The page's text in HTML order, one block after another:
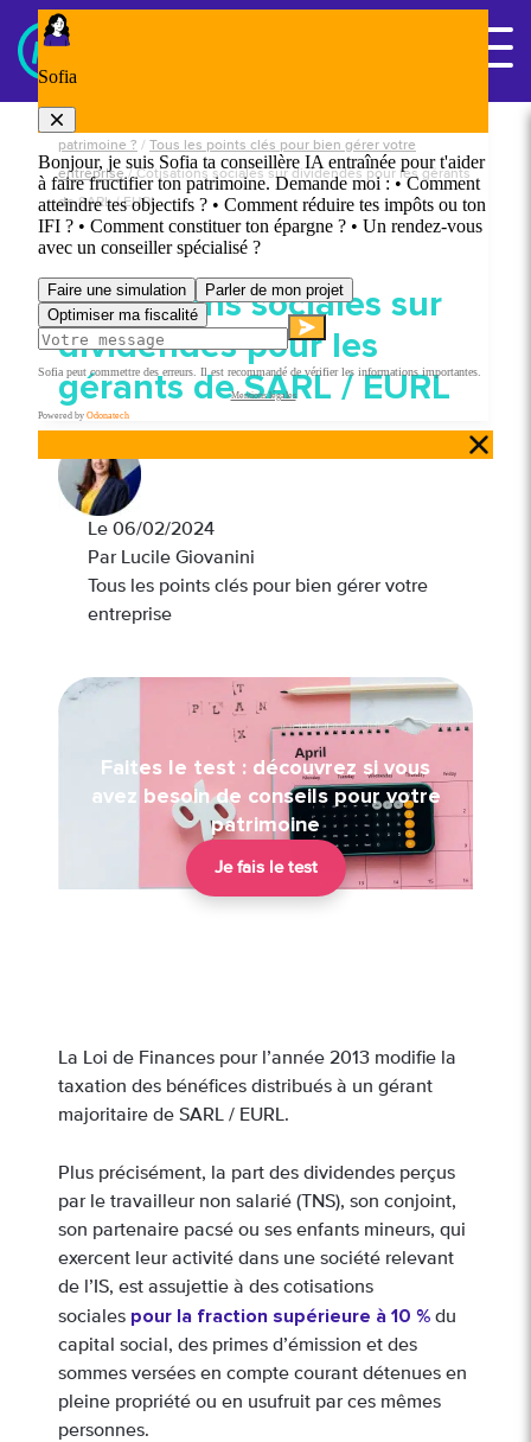
Panneau de gestion des cookies
Accueil
patrimoine ? / Tous les points clés pour bien gérer votre
entreprise/Cotisations sociales sur dividendes pour les gérants
de SARL / EURL
Cotisations sociales sur
dividendes pour les
gérants de SARL / EURL
Le 06/02/2024
Par Lucile Giovanini
Tous les points clés pour bien gérer votre
entreprise
Faites le test : découvrez si vous
avez besoin de conseils pour votre
patrimoine
Je fais le test
La Loi de Finances pour l’année 2013 modifie la
taxation des bénéfices distribués à un gérant
majoritaire de SARL / EURL.
Plus précisément, la part des dividendes perçus
par le travailleur non salarié (TNS), son conjoint,
son partenaire pacsé ou ses enfants mineurs, qui
exercent leur activité dans une société relevant
de l’IS, est assujettie à des cotisations
sociales pour la fraction supérieure à 10 % du
capital social, des primes d’émission et des
sommes versées en compte courant détenues en
pleine propriété ou en usufruit par ces mêmes
personnes.